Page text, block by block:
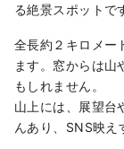
る絶景スポットで
全長約２キロメー
ます。窓からは山
もしれません。
山上には、展望台
んあり、SNS映え